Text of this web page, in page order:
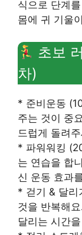
식으로 단계를
몸에 귀 기울
초보
차)
* 준비운동
주는 것이 중
드럽게 돌려
* 파워워킹
는 연습을 합
신 운동 효과
* 걷기 & 달리
것을 반복해
달리는 시간